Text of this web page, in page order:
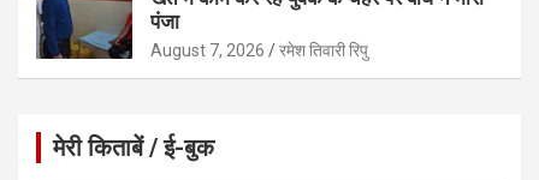
पंजा
August 7, 2026 रमेश तिवारी रिपु
मेरी किताबें / ई-बुक